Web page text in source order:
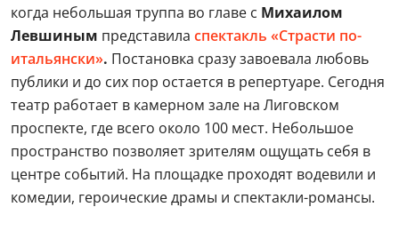
когда небольшая труппа во главе с Михаилом
Левшиным представила спектакль «Страсти по-
итальянски». Постановка сразу завоевала любовь
публики и до сих пор остается в репертуаре. Сегодня
театр работает в камерном зале на Лиговском
проспекте, где всего около 100 мест. Небольшое
пространство позволяет зрителям ощущать себя в
центре событий. На площадке проходят водевили и
комедии, героические драмы и спектакли-романсы.